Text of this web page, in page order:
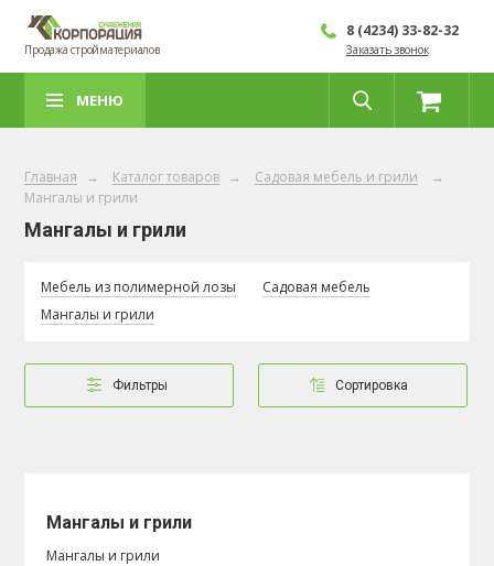
Продажа стройматериалов
8 (4234) 33-82-32
Заказать звонок
МЕНЮ
Главная → Каталог товаров → Садовая мебель и грили
→
Мангалы и грили
Мангалы и грили
Мебель из полимерной лозы
Садовая мебель
Мангалы и грили
Фильтры Сортировка
Мангалы и грили
Мангалы и грили